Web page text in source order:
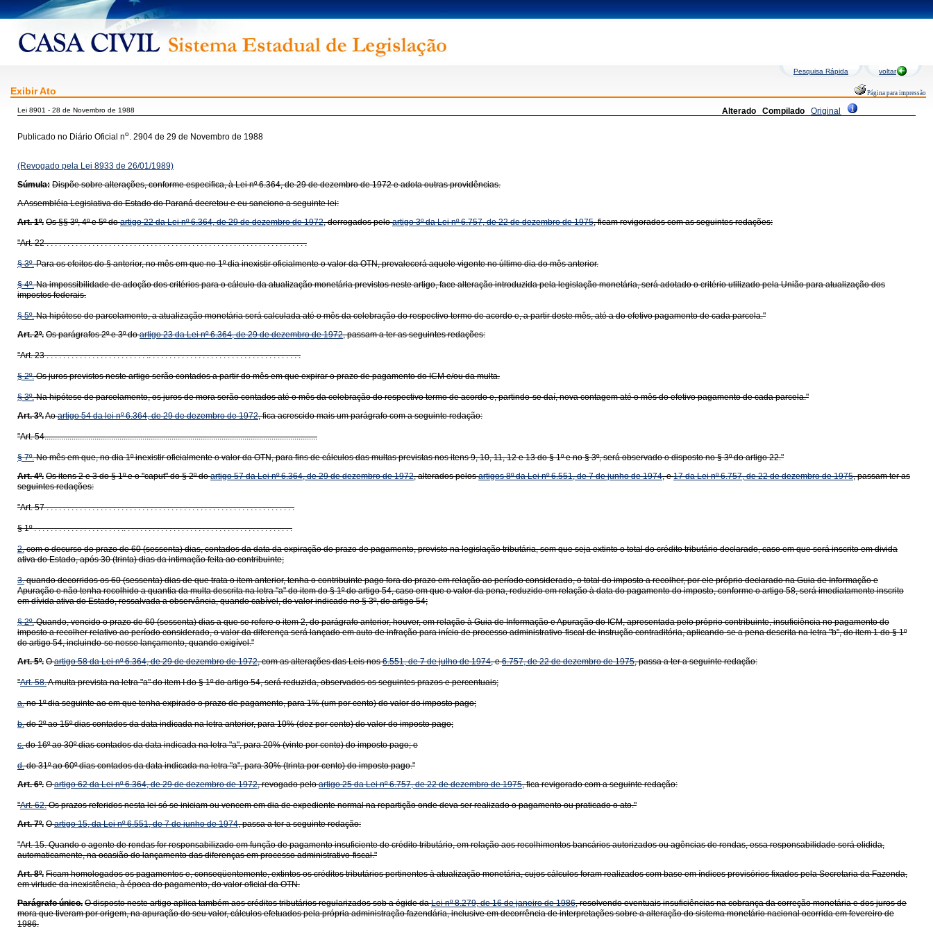
Pesquisa Rápida voltar
Exibir Ato Página para impressão
Alterado Compilado Original
Lei 8901 - 28 de Novembro de 1988
Publicado no Diário Oficial no. 2904 de 29 de Novembro de 1988
(Revogado pela Lei 8933 de 26/01/1989)
Súmula: Dispõe sobre alterações, conforme especifica, à Lei nº 6.364, de 29 de dezembro de 1972 e adota outras providências.
A Assembléia Legislativa do Estado do Paraná decretou e eu sanciono a seguinte lei:
Art. 1º. Os §§ 3º, 4º e 5º doartigo 22 da Lei nº 6.364, de 29 de dezembro de 1972, derrogados peloartigo 3º da Lei nº 6.757, de 22 de dezembro de 1975, ficam revigorados com as seguintes redações:
"Art. 22 . . . . . . . . . . . . . . . . . . . . . . . . . . . . . . . . . . . . . . . . . . . . . . . . . . . . . . . . . . . . . . .
§ 3º.Para os efeitos do § anterior, no mês em que no 1º dia inexistir oficialmente o valor da OTN, prevalecerá aquele vigente no último dia do mês anterior.
§ 4º.Na impossibilidade de adoção dos critérios para o cálculo da atualização monetária previstos neste artigo, face alteração introduzida pela legislação monetária, será adotado o critério utilizado pela União para atualização dos
impostos federais.
§ 5º.Na hipótese de parcelamento, a atualização monetária será calculada até o mês da celebração do respectivo termo de acordo e, a partir deste mês, até a do efetivo pagamento de cada parcela."
Art. 2º. Os parágrafos 2º e 3º doartigo 23 da Lei nº 6.364, de 29 de dezembro de 1972, passam a ter as seguintes redações:
"Art. 23 . . . . . . . . . . . . . . . . . . . . . . . . .. . . . . . . . . . . . . . . . . . . . . . . . . . . . . . . . . . . . .
§ 2º.Os juros previstos neste artigo serão contados a partir do mês em que expirar o prazo de pagamento do ICM e/ou da multa.
§ 3º.Na hipótese de parcelamento, os juros de mora serão contados até o mês da celebração do respectivo termo de acordo e, partindo-se daí, nova contagem até o mês do efetivo pagamento de cada parcela."
Art. 3º.Aoartigo 54 da lei nº 6.364, de 29 de dezembro de 1972, fica acrescido mais um parágrafo com a seguinte redação:
"Art. 54...................................................................................................................................
§ 7º.No mês em que, no dia 1º inexistir oficialmente o valor da OTN, para fins de cálculos das multas previstas nos itens 9, 10, 11, 12 e 13 do § 1º e no § 3º, será observado o disposto no § 3º do artigo 22."
Art. 4º. Os itens 2 e 3 do § 1º e o "caput" do § 2º doartigo 57 da Lei nº 6.364, de 29 de dezembro de 1972, alterados pelosartigos 8º da Lei nº 6.551, de 7 de junho de 1974, e17 da Lei nº 6.757, de 22 de dezembro de 1975, passam ter as
seguintes redações:
"Art. 57 . . . . . . . . . . . . . . . . . . . . . . . . . . . . . . . . . . . . . . . . . . . . . . . . . . . . . . . . . . . .
§ 1º . . . . . . . . . . . . . . . . . . . . . .. . . . . . . . . . . . . . . . . . . . . . . . . . . . . . . . . . . . . . . . .
2.com o decurso do prazo de 60 (sessenta) dias, contados da data da expiração do prazo de pagamento, previsto na legislação tributária, sem que seja extinto o total do crédito tributário declarado, caso em que será inscrito em divida
ativa do Estado, após 30 (trinta) dias da intimação feita ao contribuinte;
3.quando decorridos os 60 (sessenta) dias de que trata o item anterior, tenha o contribuinte pago fora do prazo em relação ao período considerado, o total do imposto a recolher, por ele próprio declarado na Guia de Informação e
Apuração e não tenha recolhido a quantia da multa descrita na letra "a" do item do § 1º do artigo 54, caso em que o valor da pena, reduzido em relação à data do pagamento do imposto, conforme o artigo 58, será imediatamente inscrito
em dívida ativa do Estado, ressalvada a observância, quando cabível, do valor indicado no § 3º, do artigo 54;
§ 2º.Quando, vencido o prazo de 60 (sessenta) dias a que se refere o item 2, do parágrafo anterior, houver, em relação à Guia de Informação e Apuração do ICM, apresentada pelo próprio contribuinte, insuficiência no pagamento do
imposto a recolher relativo ao período considerado, o valor da diferença será lançado em auto de infração para início de processo administrativo-fiscal de instrução contraditória, aplicando-se a pena descrita na letra "b", do item 1 do § 1º
do artigo 54, incluindo-se nesse lançamento, quando exigível."
Art. 5º. Oartigo 58 da Lei nº 6.364, de 29 de dezembro de 1972, com as alterações das Leis nos6.551, de 7 de julho de 1974, e6.757, de 22 de dezembro de 1975, passa a ter a seguinte redação:
"Art. 58.A multa prevista na letra "a" do item I do § 1º do artigo 54, será reduzida, observados os seguintes prazos e percentuais;
a.no 1º dia seguinte ao em que tenha expirado o prazo de pagamento, para 1% (um por cento) do valor do imposto pago;
b.do 2º ao 15º dias contados da data indicada na letra anterior, para 10% (dez por cento) do valor do imposto pago;
c.do 16º ao 30º dias contados da data indicada na letra "a", para 20% (vinte por cento) do imposto pago; e
d.do 31º ao 60º dias contados da data indicada na letra "a", para 30% (trinta por cento) do imposto pago."
Art. 6º. Oartigo 62 da Lei nº 6.364, de 29 de dezembro de 1972, revogado peloartigo 25 da Lei nº 6.757, de 22 de dezembro de 1975, fica revigorado com a seguinte redação:
"Art. 62.Os prazos referidos nesta lei só se iniciam ou vencem em dia de expediente normal na repartição onde deva ser realizado o pagamento ou praticado o ato."
Art. 7º. Oartigo 15, da Lei nº 6.551, de 7 de junho de 1974, passa a ter a seguinte redação:
"Art. 15. Quando o agente de rendas for responsabilizado em função de pagamento insuficiente de crédito tributário, em relação aos recolhimentos bancários autorizados ou agências de rendas, essa responsabilidade será elidida,
automaticamente, na ocasião do lançamento das diferenças em processo administrativo-fiscal."
Art. 8º. Ficam homologados os pagamentos e, conseqüentemente, extintos os créditos tributários pertinentes à atualização monetária, cujos cálculos foram realizados com base em índices provisórios fixados pela Secretaria da Fazenda,
em virtude da inexistência, à época do pagamento, do valor oficial da OTN.
Parágrafo único. O disposto neste artigo aplica também aos créditos tributários regularizados sob a égide daLei nº 8.279, de 16 de janeiro de 1986, resolvendo eventuais insuficiências na cobrança da correção monetária e dos juros de
mora que tiveram por origem, na apuração do seu valor, cálculos efetuados pela própria administração fazendária, inclusive em decorrência de interpretações sobre a alteração do sistema monetário nacional ocorrida em fevereiro de
1986.